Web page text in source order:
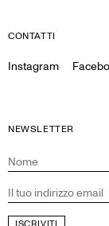
CONTATTI
Instagram
NEWSLETTER